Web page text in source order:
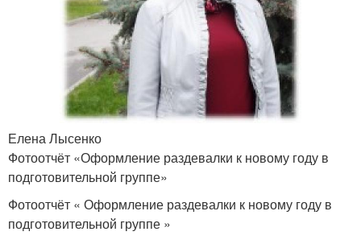
Елена Лысенко
Фотоотчёт «Оформление раздевалки к новому году в
подготовительной группе»
Фотоотчёт « Оформление раздевалки к новому году в
подготовительной группе »